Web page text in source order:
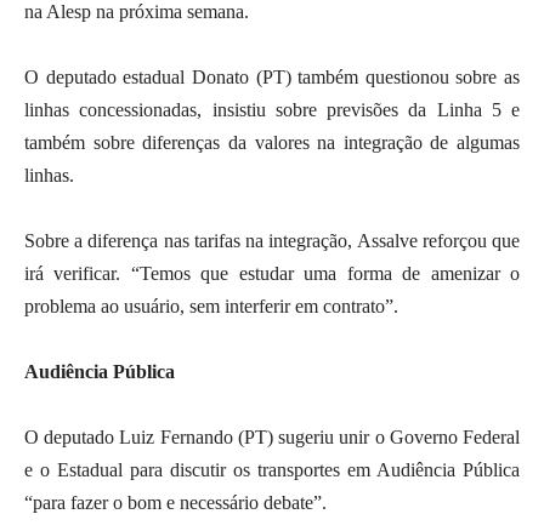
na Alesp na próxima semana.
O deputado estadual Donato (PT) também questionou sobre as
linhas concessionadas, insistiu sobre previsões da Linha 5 e
também sobre diferenças da valores na integração de algumas
linhas.
Sobre a diferença nas tarifas na integração, Assalve reforçou que
irá verificar. “Temos que estudar uma forma de amenizar o
problema ao usuário, sem interferir em contrato”.
Audiência Pública
O deputado Luiz Fernando (PT) sugeriu unir o Governo Federal
e o Estadual para discutir os transportes em Audiência Pública
“para fazer o bom e necessário debate”.